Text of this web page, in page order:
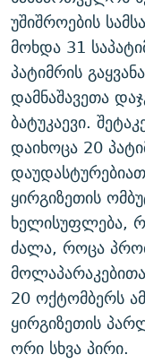
ᲐᲛᲔᲠᲘᲙᲣᲚᲘ
ᲘᲛᲞᲔᲠᲘᲐ ᲓᲐ ᲠᲐᲓᲘᲝ
ᲑᲐᲕᲨᲕᲔᲑᲘ
5 ᲐᲛᲑᲐᲕᲘ - 20
ᲐᲒᲕᲘᲡᲢᲝᲡ ᲝᲛᲘ
ПРИВЕТ ᲙᲣᲚᲢᲣᲠᲐ
რთე/რთ-ის
უშიშროების
მოხდა 31
პატიმრის
დამნაშავეთა
ბატუკაევი.
დაიხოცა 20
ყირგიზეთის
ხელისუფლება,
ძალა, როცა
20 ოქტომბერს
ყირგიზეთის
ორი სხვა პირი.